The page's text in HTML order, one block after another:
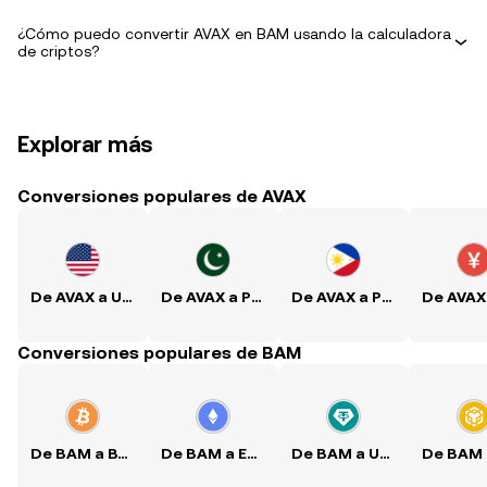
¿Cómo puedo convertir AVAX en BAM usando la calculadora
de criptos?
Explorar más
Conversiones populares de AVAX
De AVAX a USD De AVAX a PKR De AVAX a PHP
Conversiones populares de BAM
De BAM a BTC De BAM a ETH De BAM a USDT